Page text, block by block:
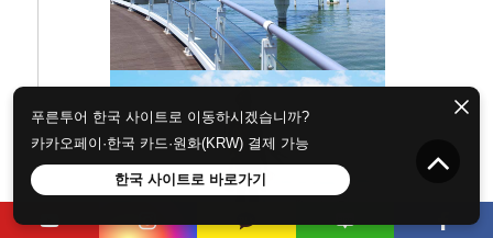
푸른투어 한국 사이트로 이동하시겠습니까?
카카오페이·한국 카드·원화(KRW) 결제 가능
한국 사이트로 바로가기